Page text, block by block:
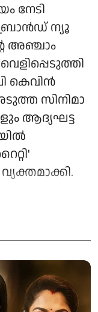
നേടി
ന്യൂ
അഞ്ചാം
കെവിൻ
സിനിമാ
ആദ്യഘട്ട